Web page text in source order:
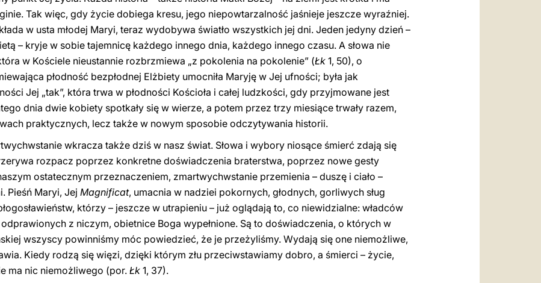
Tak więc, gdy życie dobiega kresu, jego niepowtarzalność jaśnieje jeszcze wyraźniej.
w usta młodej Maryi, teraz wydobywa światło wszystkich jej dni. Jeden jedyny dzień –
– kryje w sobie tajemnicę każdego innego dnia, każdego innego czasu. A słowa nie
w Kościele nieustannie rozbrzmiewa „z pokolenia na pokolenie” (Łk 1, 50), o
płodność bezpłodnej Elżbiety umocniła Maryję w Jej ufności; była jak
Jej „tak”, która trwa w płodności Kościoła i całej ludzkości, gdy przyjmowane jest
dnia dwie kobiety spotkały się w wierze, a potem przez trzy miesiące trwały razem,
praktycznych, lecz także w nowym sposobie odczytywania historii.
wkracza także dziś w nasz świat. Słowa i wybory niosące śmierć zdają się
rozpacz poprzez konkretne doświadczenia braterstwa, poprzez nowe gesty
ostatecznym przeznaczeniem, zmartwychwstanie przemienia – duszę i ciało –
Pieśń Maryi, Jej Magnificat, umacnia w nadziei pokornych, głodnych, gorliwych sług
którzy – jeszcze w utrapieniu – już oglądają to, co niewidzialne: władców
z niczym, obietnice Boga wypełnione. Są to doświadczenia, o których w
wszyscy powinniśmy móc powiedzieć, że je przeżyliśmy. Wydają się one niemożliwe,
Kiedy rodzą się więzi, dzięki którym złu przeciwstawiamy dobro, a śmierci – życie,
ma nic niemożliwego (por.Łk 1, 37).